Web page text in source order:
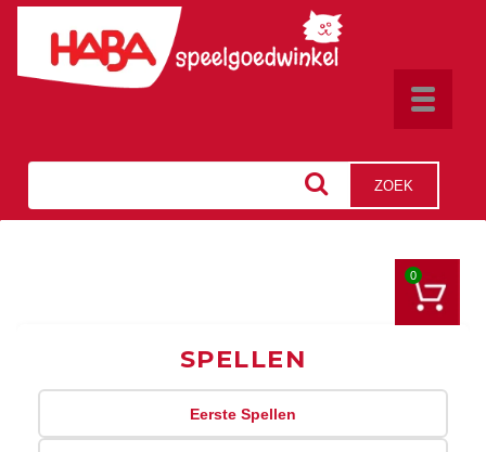
Toggle
ZOEK
0
SPELLEN
Eerste Spellen